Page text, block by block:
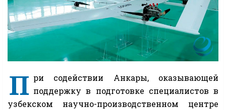
П ри содействии Анкары, оказывающей
поддержку в подготовке специалистов в
узбекском научно-производственном центре